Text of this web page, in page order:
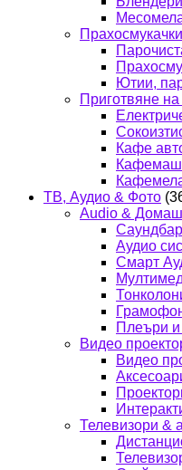
Ютии,
Приготвяне на
Кафе
ТВ, Аудио & Фото
Audio &
Аудио
Смарт
Плеъри
Видео
Видео
Телевизори &